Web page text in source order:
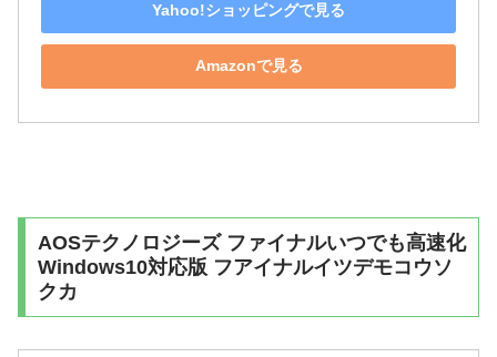
Yahoo!ショッピングで見る
Amazonで見る
AOSテクノロジーズ ファイナルいつでも高速化
Windows10対応版 フアイナルイツデモコウソ
クカ